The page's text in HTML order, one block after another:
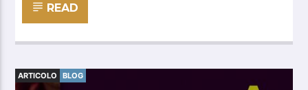
READ
ARTICOLO BLOG